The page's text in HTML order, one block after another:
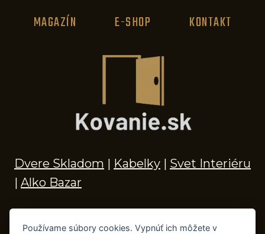
MAGAZÍN E-SHOP KONTAKT
Dvere Skladom | Kabelky | Svet Interiéru
| Alko Bazar
Používame súbory cookies. Vypnúť ich môžete v